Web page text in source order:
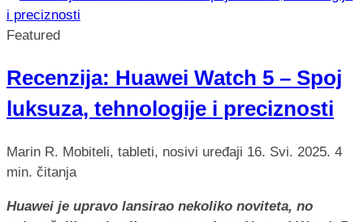
Featured
Recenzija: Huawei Watch 5 – Spoj
luksuza, tehnologije i preciznosti
Marin R. Mobiteli, tableti, nosivi uređaji 16. Svi. 2025. 4
min. čitanja
Huawei je upravo lansirao nekoliko noviteta, no